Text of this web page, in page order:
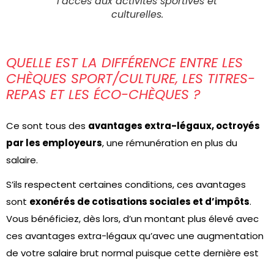
culturelles.
QUELLE EST LA DIFFÉRENCE ENTRE LES
CHÈQUES SPORT/CULTURE, LES TITRES-
REPAS ET LES ÉCO-CHÈQUES ?
Ce sont tous des avantages extra-légaux, octroyés
par les employeurs, une rémunération en plus du
salaire.
S’ils respectent certaines conditions, ces avantages
sont exonérés de cotisations sociales et d’impôts.
Vous bénéficiez, dès lors, d’un montant plus élevé avec
ces avantages extra-légaux qu’avec une augmentation
de votre salaire brut normal puisque cette dernière est